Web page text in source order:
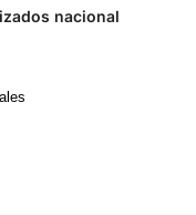
nacional